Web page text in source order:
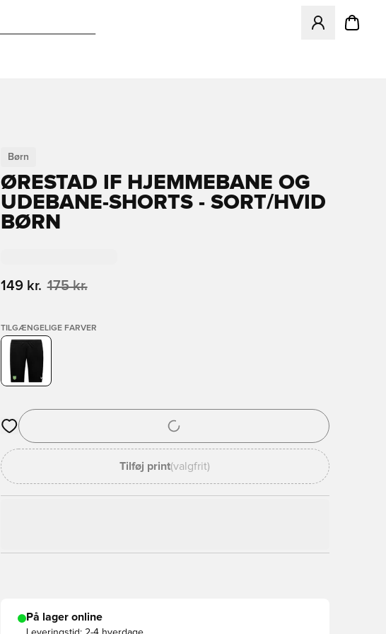
Åbner en
Børn
ØRESTAD IF HJEMMEBANE OG
UDEBANE-SHORTS - SORT/HVID
BØRN
149 kr. 175 kr.
TILGÆNGELIGE FARVER
Åbner en Modal til at logge ind eller tilmelde dig som medlem
Tilføj print(valgfrit)
På lager online